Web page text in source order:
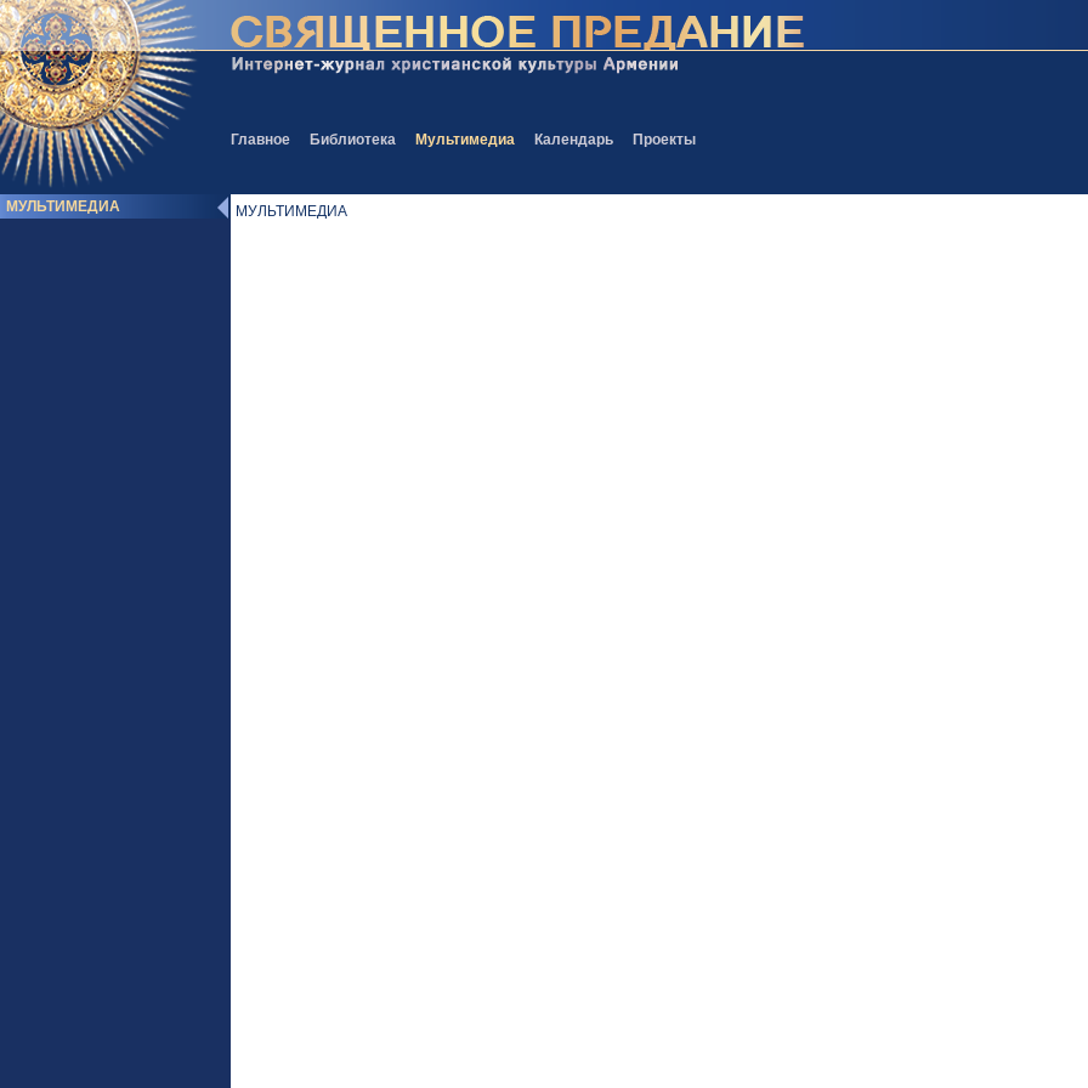
Главное Библиотека Мультимедиа Календарь Проекты
МУЛЬТИМЕДИА МУЛЬТИМЕДИА